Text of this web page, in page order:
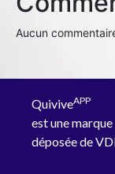
Aucun
QuiviveAPP
est une marque
déposée de